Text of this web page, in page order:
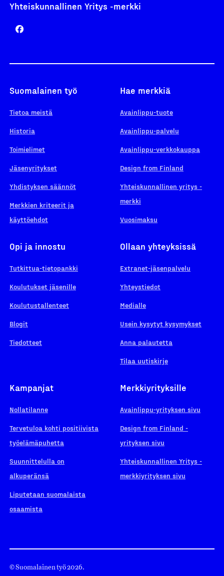
Yhteiskunnallinen Yritys -merkki
Suomalainen työ
Tietoa meistä
Historia
Toimielimet
Jäsenyritykset
Yhdistyksen säännöt
Merkkien kriteerit ja
käyttöehdot
Hae merkkiä
Avainlippu-tuote
Avainlippu-palvelu
Avainlippu-verkkokauppa
Design from Finland
Yhteiskunnallinen yritys -
merkki
Vuosimaksu
Opi ja innostu
Tutkittua-tietopankki
Koulutukset jäsenille
Koulutustallenteet
Blogit
Tiedotteet
Ollaan yhteyksissä
Extranet-jäsenpalvelu
Yhteystiedot
Medialle
Usein kysytyt kysymykset
Anna palautetta
Tilaa uutiskirje
Kampanjat
Nollatilanne
Tervetuloa kohti positiivista
työelämäpuhetta
Suunnittelulla on
alkuperänsä
Liputetaan suomalaista
osaamista
Merkkiyrityksille
Avainlippu-yrityksen sivu
Design from Finland -
yrityksen sivu
Yhteiskunnallinen Yritys -
merkkiyrityksen sivu
© Suomalainen työ 2026.